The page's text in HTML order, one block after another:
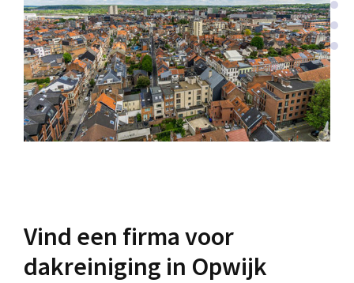
Vind een firma voor
dakreiniging in Opwijk